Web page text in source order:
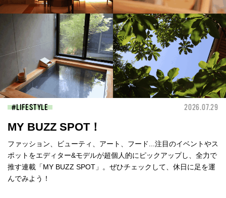
LIFESTYLE 2026.07.29
MY BUZZ SPOT！
ファッション、ビューティ、アート、フード...注目のイベントやス
ポットをエディター&モデルが超個人的にピックアップし、全力で
推す連載「MY BUZZ SPOT」。ぜひチェックして、休日に足を運
んでみよう！